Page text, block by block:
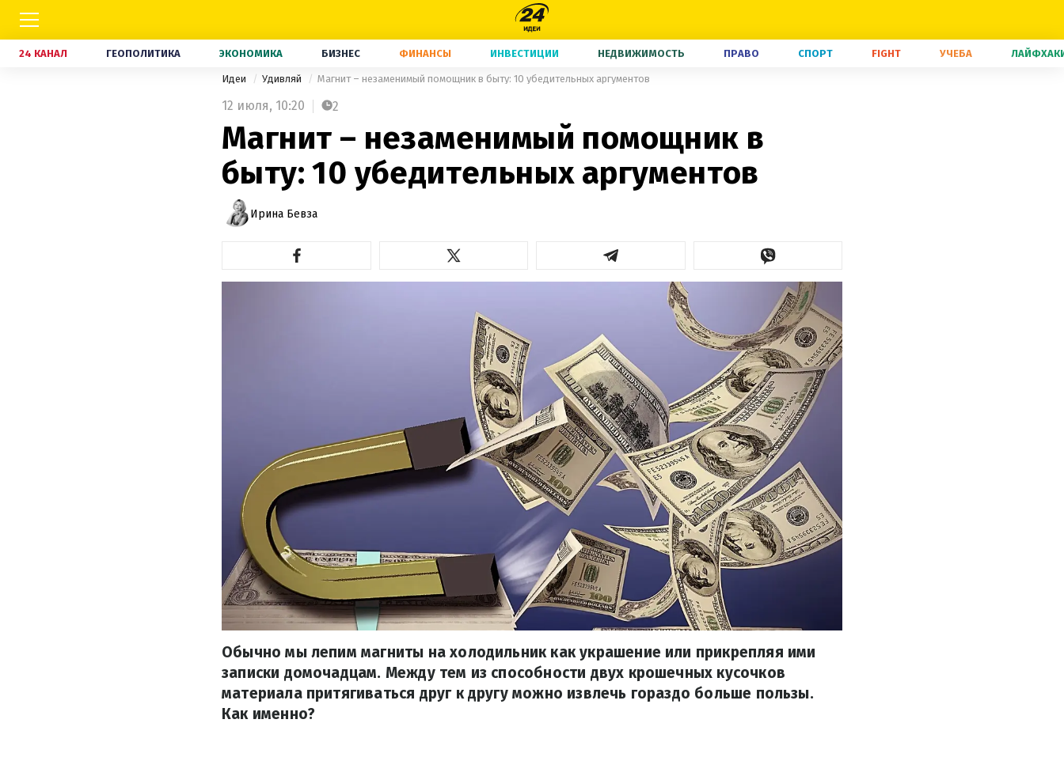
24 КАНАЛ ГЕОПОЛИТИКА ЭКОНОМИКА БИЗНЕС ФИНАНСЫ ИНВЕСТИЦИИ НЕДВИЖИМОСТЬ ПРАВО СПОРТ FIGHT УЧЕБА
Идеи Удивляй Магнит – незаменимый помощник в быту: 10 убедительных аргументов
12 июля, 10:20 2
Магнит – незаменимый помощник в
быту: 10 убедительных аргументов
Ирина Бевза
Обычно мы лепим магниты на холодильник как украшение или прикрепляя ими
записки домочадцам. Между тем из способности двух крошечных кусочков
материала притягиваться друг к другу можно извлечь гораздо больше пользы.
Как именно?